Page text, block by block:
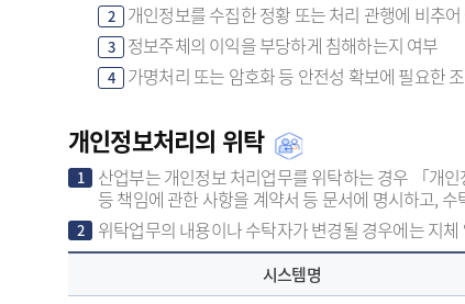
2 개인정보를 수집한 정황 또는 처리 관행에 비추
3 정보주체의 이익을 부당하게 침해하는지 여부
4 가명처리 또는 암호화 등 안전성 확보에 필요한
개인정보처리의 위탁
1
산업부는 개인정보 처리업무를 위탁하는 경우 「개
등 책임에 관한 사항을 계약서 등 문서에 명시하고,
2 위탁업무의 내용이나 수탁자가 변경될 경우에는 지
시스템명